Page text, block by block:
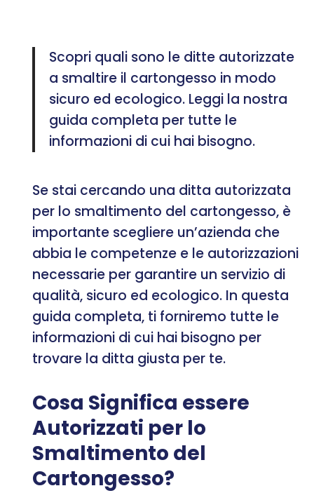
Scopri quali sono le ditte autorizzate
a smaltire il cartongesso in modo
sicuro ed ecologico. Leggi la nostra
guida completa per tutte le
informazioni di cui hai bisogno.
Se stai cercando una ditta autorizzata
per lo smaltimento del cartongesso, è
importante scegliere un’azienda che
abbia le competenze e le autorizzazioni
necessarie per garantire un servizio di
qualità, sicuro ed ecologico. In questa
guida completa, ti forniremo tutte le
informazioni di cui hai bisogno per
trovare la ditta giusta per te.
Cosa Significa essere
Autorizzati per lo
Smaltimento del
Cartongesso?